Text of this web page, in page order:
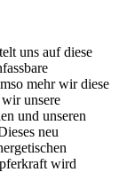
uns auf diese
mehr wir diese
unsere
und unseren
neu
wird